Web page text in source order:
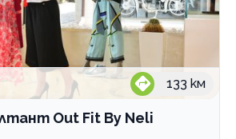
133 км
Out Fit By Neli